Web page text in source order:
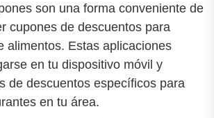
son una forma conveniente de
cupones de descuentos para
alimentos. Estas aplicaciones
en tu dispositivo móvil y
de descuentos específicos para
en tu área.